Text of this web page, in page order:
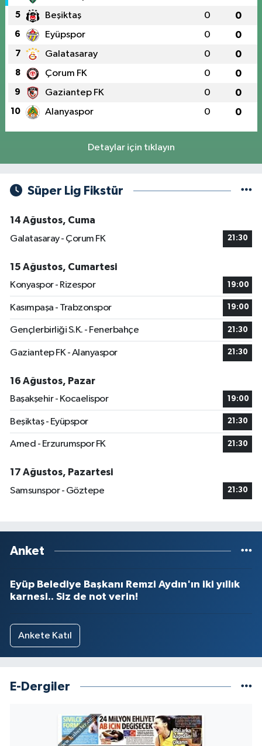
5 Beşiktaş 0 0
6 Eyüpspor 0 0
7 Galatasaray 0 0
8 Çorum FK 0 0
9 Gaziantep FK 0 0
10 Alanyaspor 0 0
Detaylar için tıklayın
Süper Lig Fikstür
14 Ağustos, Cuma
Galatasaray - Çorum FK
21:30
15 Ağustos, Cumartesi
Konyaspor - Rizespor
19:00
Kasımpaşa - Trabzonspor 19:00
Gençlerbirliği S.K. - Fenerbahçe 21:30
Gaziantep FK - Alanyaspor 21:30
16 Ağustos, Pazar
Başakşehir - Kocaelispor
19:00
Beşiktaş - Eyüpspor 21:30
Amed - Erzurumspor FK 21:30
17 Ağustos, Pazartesi
Samsunspor - Göztepe
21:30
Anket
Eyüp Belediye Başkanı Remzi Aydın'ın iki yıllık
karnesi.. Siz de not verin!
Ankete Katıl
E-Dergiler